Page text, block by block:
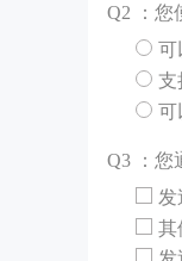
Q2 ：您
可
支
可
Q3 ：您
发
其